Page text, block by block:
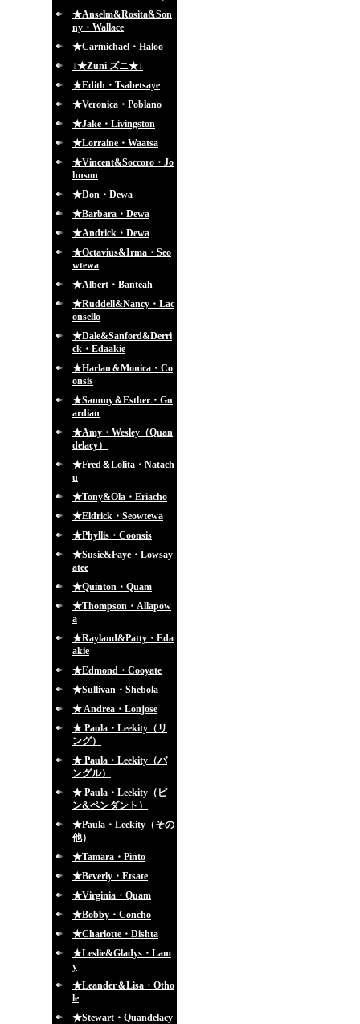
★Anselm&Rosita&Son
ny・Wallace
★Carmichael・Haloo
↓★Zuni ズニ★↓
★Edith・Tsabetsaye
★Veronica・Poblano
★Jake・Livingston
★Lorraine・Waatsa
★Vincent&Soccoro・Jo
hnson
★Don・Dewa
★Barbara・Dewa
★Andrick・Dewa
★Octavius&Irma・Seo
wtewa
★Albert・Banteah
★Ruddell&Nancy・Lac
onsello
★Dale&Sanford&Derri
ck・Edaakie
★Harlan＆Monica・Co
onsis
★Sammy＆Esther・Gu
ardian
★Amy・Wesley（Quan
delacy）
★Fred＆Lolita・Natach
u
★Tony&Ola・Eriacho
★Eldrick・Seowtewa
★Phyllis・Coonsis
★Susie&Faye・Lowsay
atee
★Quinton・Quam
★Thompson・Allapow
a
★Rayland&Patty・Eda
akie
★Edmond・Cooyate
★Sullivan・Shebola
★ Andrea・Lonjose
★ Paula・Leekity（リ
ング）
★ Paula・Leekity（バ
ングル）
★ Paula・Leekity（ピ
ン&ペンダント）
★Paula・Leekity（その
他）
★Tamara・Pinto
★Beverly・Etsate
★Virginia・Quam
★Bobby・Concho
★Charlotte・Dishta
★Leslie&Gladys・Lam
y
★Leander＆Lisa・Otho
le
★Stewart・Quandelacy